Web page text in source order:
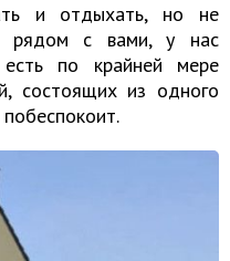
и отдыхать, но не
рядом с вами, у нас
по крайней мере
состоящих из одного